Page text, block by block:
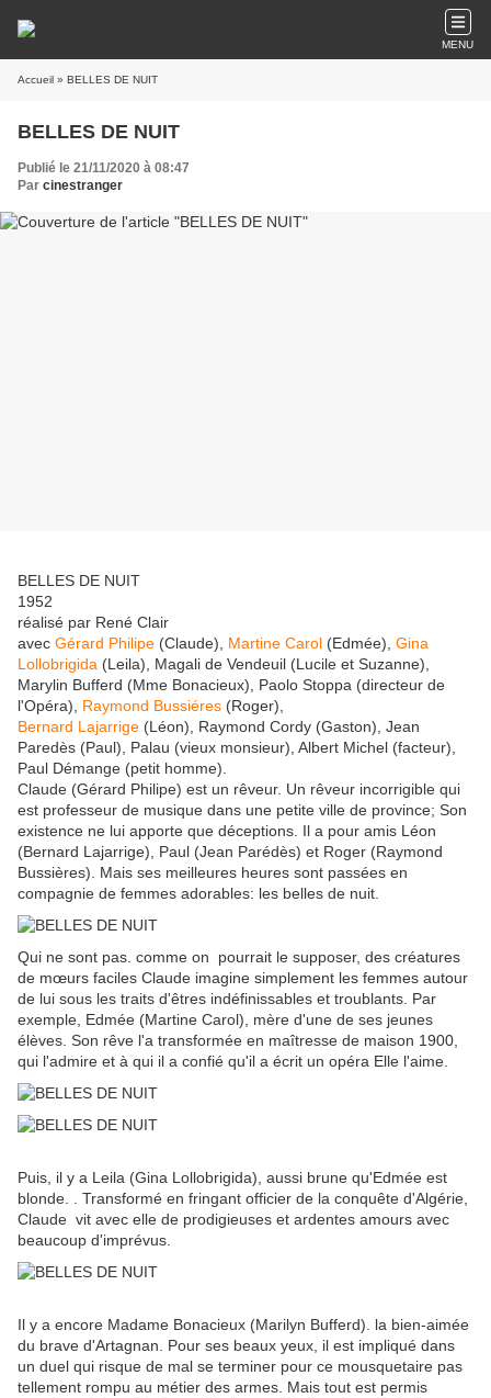
MENU
Accueil » BELLES DE NUIT
BELLES DE NUIT
Publié le 21/11/2020 à 08:47
Par cinestranger
BELLES DE NUIT
1952
réalisé par René Clair
avec Gérard Philipe (Claude), Martine Carol (Edmée), Gina
Lollobrigida (Leila), Magali de Vendeuil (Lucile et Suzanne),
Marylin Bufferd (Mme Bonacieux), Paolo Stoppa (directeur de
l'Opéra), Raymond Bussiéres (Roger),
Bernard Lajarrige (Léon), Raymond Cordy (Gaston), Jean
Paredès (Paul), Palau (vieux monsieur), Albert Michel (facteur),
Paul Démange (petit homme).
Claude (Gérard Philipe) est un rêveur. Un rêveur incorrigible qui
est professeur de musique dans une petite ville de province; Son
existence ne lui apporte que déceptions. Il a pour amis Léon
(Bernard Lajarrige), Paul (Jean Parédès) et Roger (Raymond
Bussières). Mais ses meilleures heures sont passées en
compagnie de femmes adorables: les belles de nuit.
Qui ne sont pas. comme on pourrait le supposer, des créatures
de mœurs faciles Claude imagine simplement les femmes autour
de lui sous les traits d'êtres indéfinissables et troublants. Par
exemple, Edmée (Martine Carol), mère d'une de ses jeunes
élèves. Son rêve l'a transformée en maîtresse de maison 1900,
qui l'admire et à qui il a confié qu'il a écrit un opéra Elle l'aime.
Puis, il y a Leila (Gina Lollobrigida), aussi brune qu'Edmée est
blonde. . Transformé en fringant officier de la conquête d'Algérie,
Claude vit avec elle de prodigieuses et ardentes amours avec
beaucoup d'imprévus.
Il y a encore Madame Bonacieux (Marilyn Bufferd). la bien-aimée
du brave d'Artagnan. Pour ses beaux yeux, il est impliqué dans
un duel qui risque de mal se terminer pour ce mousquetaire pas
tellement rompu au métier des armes. Mais tout est permis